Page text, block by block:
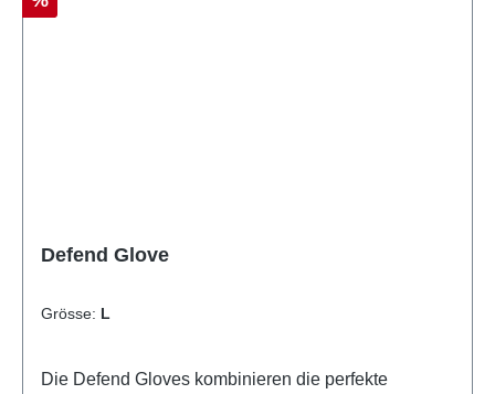
Defend Glove
Grösse: L
Die Defend Gloves kombinieren die perfekte